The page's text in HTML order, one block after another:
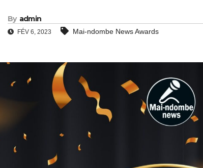
By admin
FÉV 6, 2023 Mai-ndombe News Awards